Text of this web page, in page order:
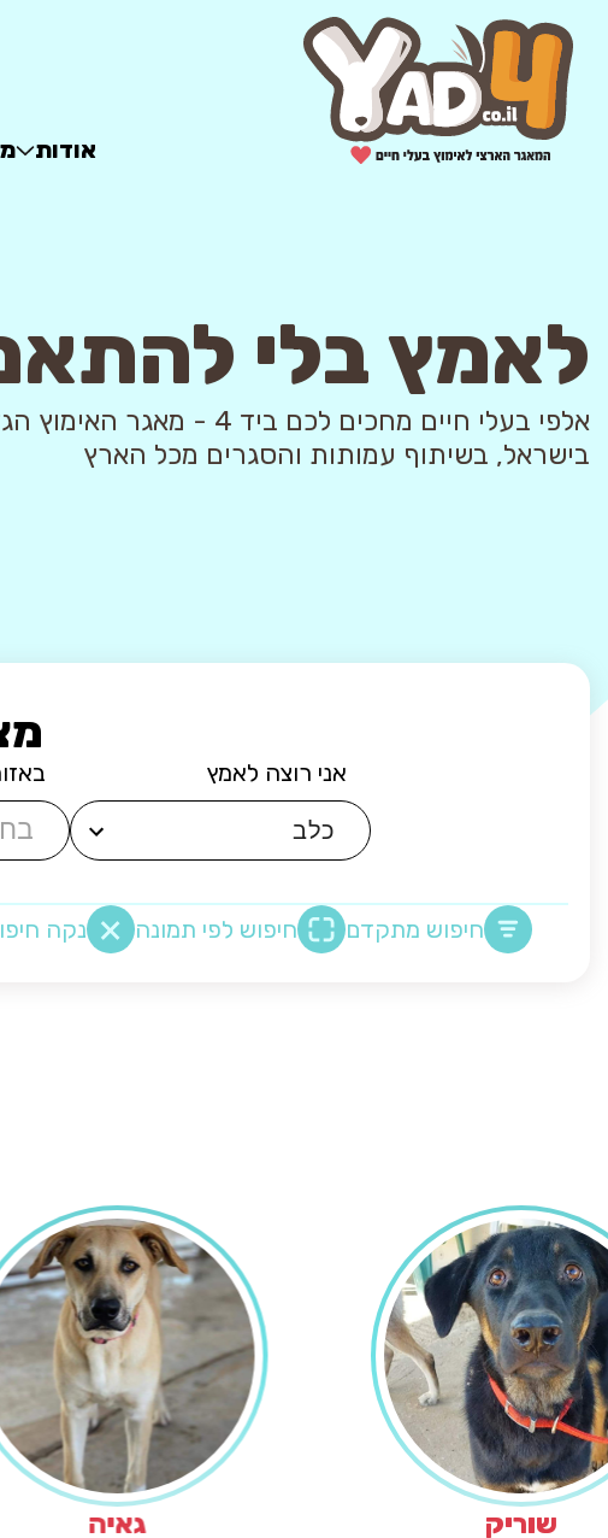
אודות
לאמץ בלי
אלפי בעלי חיים מחכים לכם ביד 4 - מאגר
בישראל, בשיתוף עמותות והסגרים מכל הארץ
אני רוצה לאמץ
חיפוש מתקדם חיפוש לפי תמונה נקה